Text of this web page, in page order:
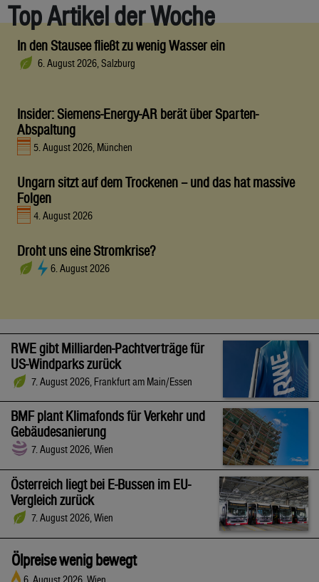
Top Artikel der Woche
In den Stausee fließt zu wenig Wasser ein
6. August 2026, Salzburg
Insider: Siemens-Energy-AR berät über Sparten-
Abspaltung
5. August 2026, München
Ungarn sitzt auf dem Trockenen – und das hat massive
Folgen
4. August 2026
Droht uns eine Stromkrise?
6. August 2026
RWE gibt Milliarden-Pachtverträge für
US-Windparks zurück
7. August 2026, Frankfurt am Main/Essen
BMF plant Klimafonds für Verkehr und
Gebäudesanierung
7. August 2026, Wien
Österreich liegt bei E-Bussen im EU-
Vergleich zurück
7. August 2026, Wien
Ölpreise wenig bewegt